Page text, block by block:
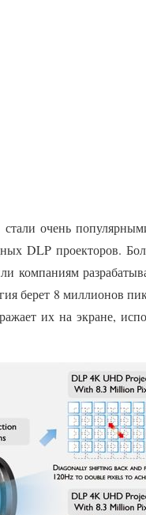
очень
DLP проекторов.
компаниям
берет 8 миллионов
их на экране,